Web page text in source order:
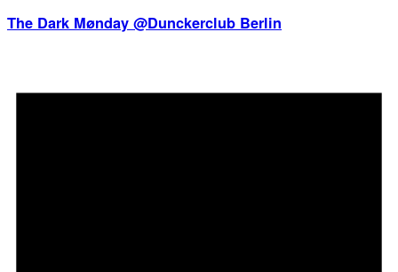
The Dark Mønday @Dunckerclub Berlin